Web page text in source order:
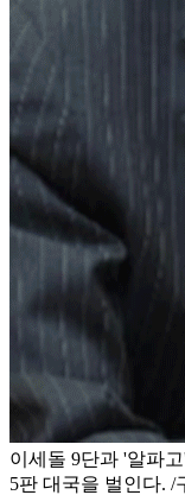
이세돌 9단과 '알파
5판 대국을 벌인다. /